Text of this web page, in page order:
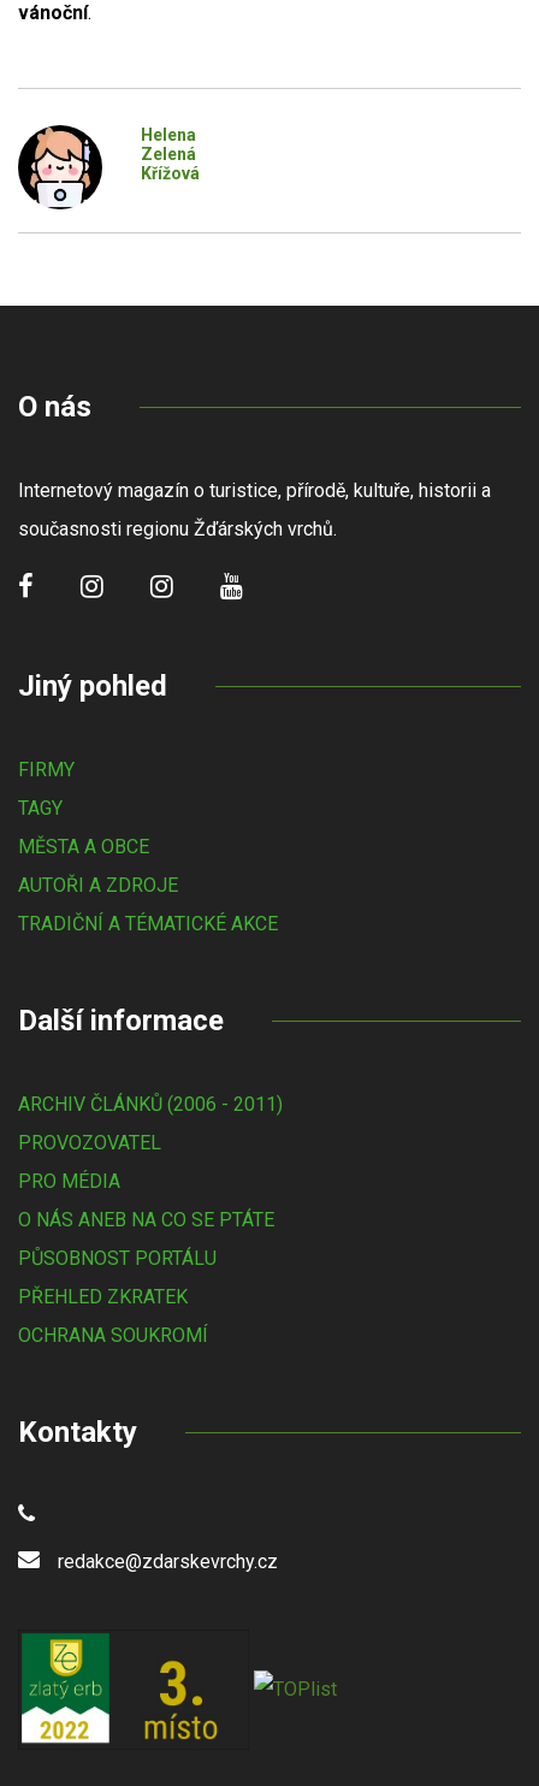
vánoční.
Helena
Zelená
Křížová
O nás
Internetový magazín o turistice, přírodě, kultuře, historii a
současnosti regionu Žďárských vrchů.
Jiný pohled
FIRMY
TAGY
MĚSTA A OBCE
AUTOŘI A ZDROJE
TRADIČNÍ A TÉMATICKÉ AKCE
Další informace
ARCHIV ČLÁNKŮ (2006 - 2011)
PROVOZOVATEL
PRO MÉDIA
O NÁS ANEB NA CO SE PTÁTE
PŮSOBNOST PORTÁLU
PŘEHLED ZKRATEK
OCHRANA SOUKROMÍ
Kontakty
redakce@zdarskevrchy.cz